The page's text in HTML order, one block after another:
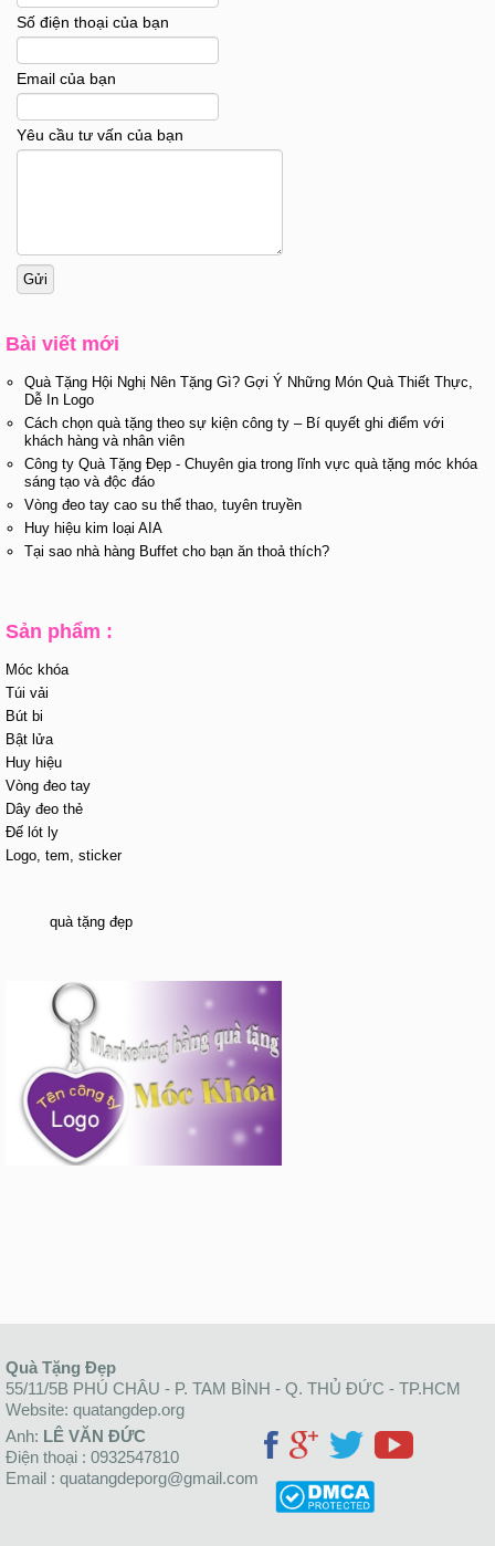
Số điện thoại của bạn
Email của bạn
Yêu cầu tư vấn của bạn
Bài viết mới
Quà Tặng Hội Nghị Nên Tặng Gì? Gợi Ý Những Món Quà Thiết Thực,
Dễ In Logo
Cách chọn quà tặng theo sự kiện công ty – Bí quyết ghi điểm với
khách hàng và nhân viên
Công ty Quà Tặng Đẹp - Chuyên gia trong lĩnh vực quà tặng móc khóa
sáng tạo và độc đáo
Vòng đeo tay cao su thể thao, tuyên truyền
Huy hiệu kim loại AIA
Tại sao nhà hàng Buffet cho bạn ăn thoả thích?
Sản phẩm :
Móc khóa
Túi vải
Bút bi
Bật lửa
Huy hiệu
Vòng đeo tay
Dây đeo thẻ
Đế lót ly
Logo, tem, sticker
quà tặng đẹp
Quà Tặng Đẹp
55/11/5B PHÚ CHÂU - P. TAM BÌNH - Q. THỦ ĐỨC - TP.HCM
Website: quatangdep.org
Anh: LÊ VĂN ĐỨC
Điện thoại : 0932547810
Email : quatangdeporg@gmail.com